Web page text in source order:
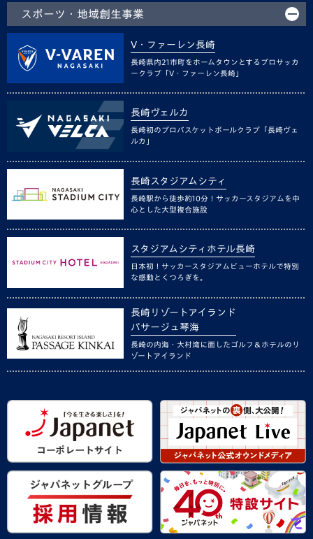
スポーツ・地域創生事業
V・ファーレン長崎
長崎県内21市町をホームタウンとするプロサッカ
ークラブ「V・ファーレン長崎」
長崎ヴェルカ
長崎初のプロバスケットボールクラブ「長崎ヴェ
ルカ」
長崎スタジアムシティ
長崎駅から徒歩約10分！サッカースタジアムを中
心とした大型複合施設
スタジアムシティホテル長崎
日本初！サッカースタジアムビューホテルで特別
な感動とくつろぎを。
長崎リゾートアイランド
パサージュ琴海
長崎の内海・大村湾に面したゴルフ＆ホテルのリ
ゾートアイランド